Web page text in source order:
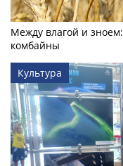
Между влагой и
комбайны
Культура